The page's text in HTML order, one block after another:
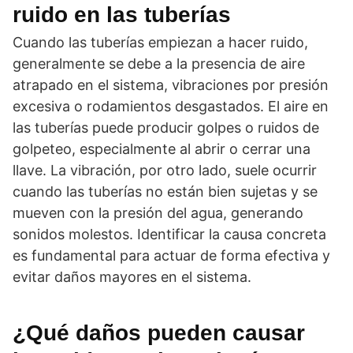
ruido en las tuberías
Cuando las tuberías empiezan a hacer ruido,
generalmente se debe a la presencia de aire
atrapado en el sistema, vibraciones por presión
excesiva o rodamientos desgastados. El aire en
las tuberías puede producir golpes o ruidos de
golpeteo, especialmente al abrir o cerrar una
llave. La vibración, por otro lado, suele ocurrir
cuando las tuberías no están bien sujetas y se
mueven con la presión del agua, generando
sonidos molestos. Identificar la causa concreta
es fundamental para actuar de forma efectiva y
evitar daños mayores en el sistema.
¿Qué daños pueden causar